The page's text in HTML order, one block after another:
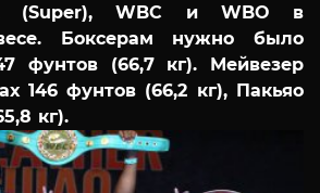
(Super), WBC и WBO в
Боксерам нужно было
фунтов (66,7 кг). Мейвезер
146 фунтов (66,2 кг), Пакьяо
кг).